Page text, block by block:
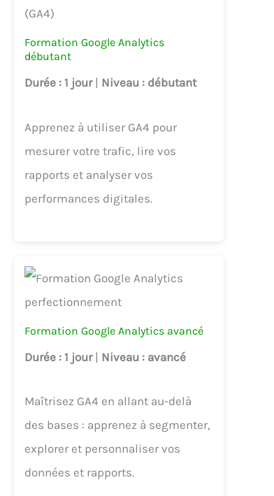
Formation Google Analytics
débutant
Durée : 1 jour | Niveau : débutant
Apprenez à utiliser GA4 pour
mesurer votre trafic, lire vos
rapports et analyser vos
performances digitales.
Formation Google Analytics avancé
Durée : 1 jour | Niveau : avancé
Maîtrisez GA4 en allant au-delà
des bases : apprenez à segmenter,
explorer et personnaliser vos
données et rapports.